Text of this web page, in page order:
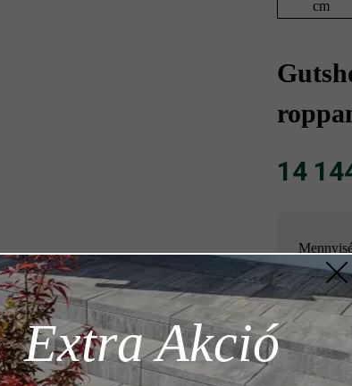
cm
14
= 1 db
Extra Akció